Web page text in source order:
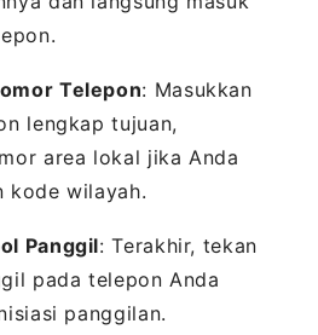
Telepon: Masukkan
lengkap tujuan,
area lokal jika Anda
kode wilayah.
Panggil: Terakhir, tekan
pada telepon Anda
panggilan.